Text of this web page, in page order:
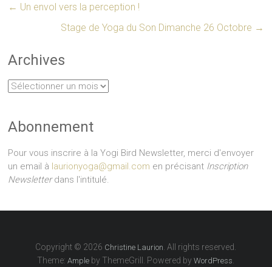
← Un envol vers la perception !
Stage de Yoga du Son Dimanche 26 Octobre →
Archives
Archives
Abonnement
Pour vous inscrire à la Yogi Bird Newsletter, merci d'envoyer
un email à laurionyoga@gmail.com en précisant Inscription
Newsletterdans l'intitulé.
Copyright © 2026 Christine Laurion . All rights reserved.
Theme:Ample by ThemeGrill. Powered byWordPress